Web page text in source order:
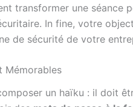
transformer une séance
In fine, votre
de sécurité de votre
Mémorables
un haïku : il doit